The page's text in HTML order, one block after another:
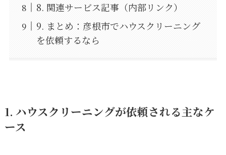
8. 関連サービス記事（内部リンク）
9. まとめ：彦根市でハウスクリーニング
を依頼するなら
1. ハウスクリーニングが依頼される主なケ
ース